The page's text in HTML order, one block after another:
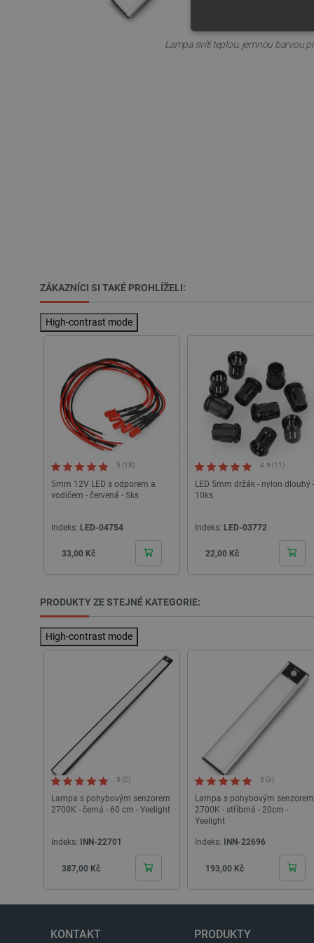
Lampa svítí teplou, jemnou barvou
ZÁKAZNÍCI SI TAKÉ PROHLÍŽELI:
High-contrast mode
5 (18)
5mm 12V LED s odporem a
vodičem - červená - 5ks
Indeks: LED-04754
Cena
33,00 Kč
4.9 (11)
LED 5mm držák - nylon dlouhý -
10ks
Indeks: LED-03772
Cena
22,00 Kč
PRODUKTY ZE STEJNÉ KATEGORIE:
High-contrast mode
5 (2)
Lampa s pohybovým senzorem
2700K - černá - 60 cm - Yeelight
Indeks: INN-22701
Cena
387,00 Kč
5 (3)
Lampa s pohybovým senzorem
2700K - stříbrná - 20cm -
Yeelight
Indeks: INN-22696
Cena
193,00 Kč
KONTAKT PRODUKTY
Nezbytně nutné soubory
PrestaShop-
[abcdef0123456789]{32}
isListDisplay
critCartData
__cf_bm
critData
critAccountId
cartSkuToUrl
lbx_ac_easystorage